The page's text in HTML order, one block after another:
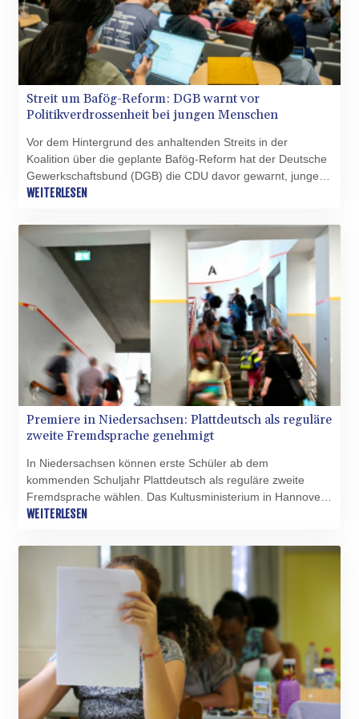
Streit um Bafög-Reform: DGB warnt vor
Politikverdrossenheit bei jungen Menschen
Vor dem Hintergrund des anhaltenden Streits in der
Koalition über die geplante Bafög-Reform hat der Deutsche
Gewerkschaftsbund (DGB) die CDU davor gewarnt, junge
Menschen aus dem Blick zu verlieren. "Die aktuelle
Studierende und Schülerinnen und Schüler in die
Politikverdrossenheit", erklärte DGB-Vize Elke Hannack am
Montag. Sie ist selbst Mitglied im CDU-Bundesvorstand.
WEITERLESEN
Premiere in Niedersachsen: Plattdeutsch als reguläre
zweite Fremdsprache genehmigt
In Niedersachsen können erste Schüler ab dem
kommenden Schuljahr Plattdeutsch als reguläre zweite
Fremdsprache wählen. Das Kultusministerium in Hannover
erteilte der Oberschule im ostfriesischen Uplengen nach
Niederdeutsch als Unterrichtsfach anzubieten. "Heute
schreiben wir ein neues Kapitel für unsere Sprachenvielfalt
in Niedersachsen", erklärte Kultusministerin Julia Willie
Hamburg (Grüne) dazu.
WEITERLESEN